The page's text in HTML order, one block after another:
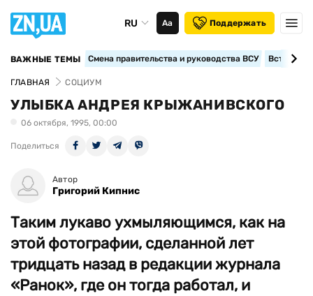
RU Аа Поддержать
ВАЖНЫЕ ТЕМЫ Смена правительства и руководства ВСУ
ГЛАВНАЯ СОЦИУМ
УЛЫБКА АНДРЕЯ КРЫЖАНИВСКОГО
06 октября, 1995, 00:00
Поделиться
Автор
Григорий Кипнис
Таким лукаво ухмыляющимся, как на
этой фотографии, сделанной лет
тридцать назад в редакции журнала
«Ранок», где он тогда работал, и